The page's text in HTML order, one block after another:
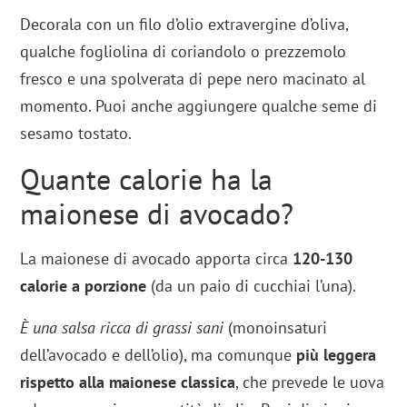
Decorala con un filo d’olio extravergine d’oliva,
qualche fogliolina di coriandolo o prezzemolo
fresco e una spolverata di pepe nero macinato al
momento. Puoi anche aggiungere qualche seme di
sesamo tostato.
Quante calorie ha la
maionese di avocado?
La maionese di avocado apporta circa 120-130
calorie a porzione (da un paio di cucchiai l’una).
È una salsa ricca di grassi sani (monoinsaturi
dell’avocado e dell’olio), ma comunque più leggera
rispetto alla maionese classica, che prevede le uova